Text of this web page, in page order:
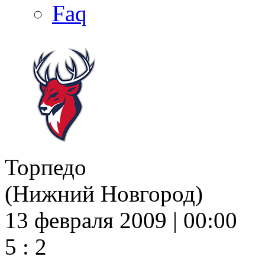
Faq
Торпедо
(Нижний Новгород)
13 февраля 2009 | 00:00
5 : 2